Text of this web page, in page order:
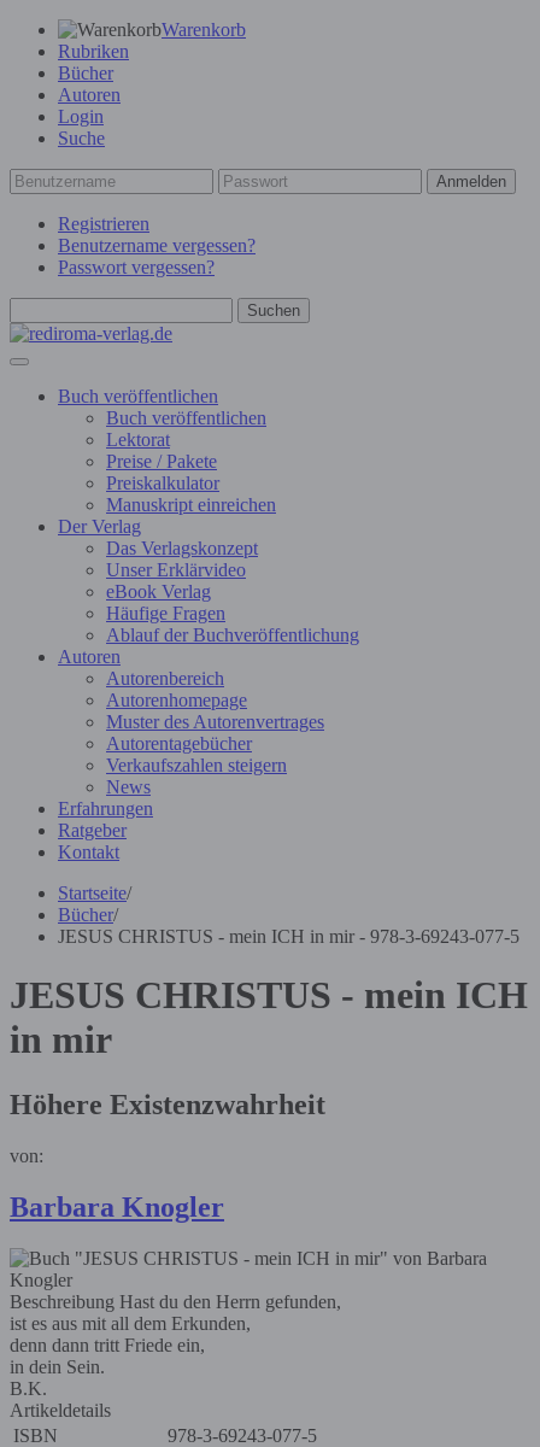
Warenkorb
Rubriken
Bücher
Autoren
Login
Suche
Anmelden
Registrieren
Benutzername vergessen?
Passwort vergessen?
Suchen
Buch veröffentlichen
Buch veröffentlichen
Lektorat
Preise / Pakete
Preiskalkulator
Manuskript einreichen
Der Verlag
Das Verlagskonzept
Unser Erklärvideo
eBook Verlag
Häufige Fragen
Ablauf der Buchveröffentlichung
Autoren
Autorenbereich
Autorenhomepage
Muster des Autorenvertrages
Autorentagebücher
Verkaufszahlen steigern
News
Erfahrungen
Ratgeber
Kontakt
Startseite/
Bücher/
JESUS CHRISTUS - mein ICH in mir - 978-3-69243-077-5
JESUS CHRISTUS - mein ICH
in mir
Höhere Existenzwahrheit
von:
Barbara Knogler
Beschreibung Hast du den Herrn gefunden,
ist es aus mit all dem Erkunden,
denn dann tritt Friede ein,
in dein Sein.
B.K.
Artikeldetails
ISBN
978-3-69243-077-5